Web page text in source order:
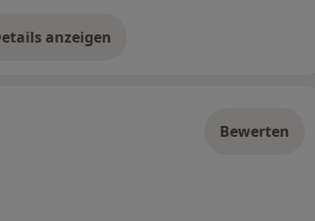
anzeigen
über die Adresse
Bewerten